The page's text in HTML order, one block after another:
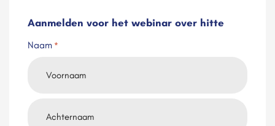
Aanmelden voor het webinar over hitte
Naam *